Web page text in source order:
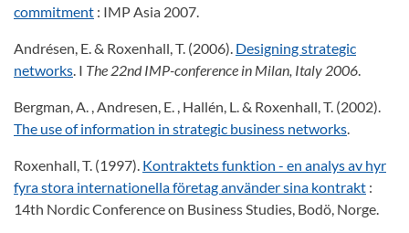
commitment : IMP Asia 2007.
Andrésen, E. & Roxenhall, T. (2006). Designing strategic
networks. I The 22nd IMP-conference in Milan, Italy 2006.
Bergman, A. , Andresen, E. , Hallén, L. & Roxenhall, T. (2002).
The use of information in strategic business networks.
Roxenhall, T. (1997). Kontraktets funktion - en analys av hyr
fyra stora internationella företag använder sina kontrakt :
14th Nordic Conference on Business Studies, Bodö, Norge.